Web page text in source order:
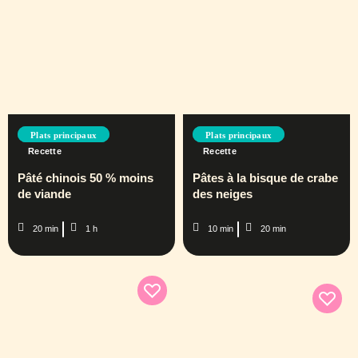
Plats principaux
Recette
Pâté chinois 50 % moins
de viande
20 min 1 h
Plats principaux
Recette
Pâtes à la bisque de crabe
des neiges
10 min 20 min